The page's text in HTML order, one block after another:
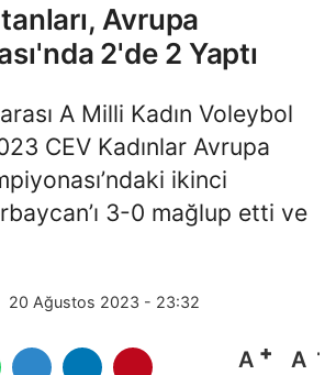
Avrupa
2'de 2 Yaptı
A Milli Kadın Voleybol
CEV Kadınlar Avrupa
ikinci
3-0 mağlup etti ve
20 Ağustos 2023 - 23:32
A A